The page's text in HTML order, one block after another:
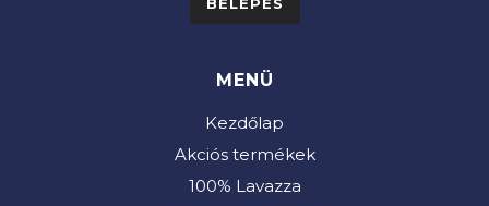
MENÜ
Kezdőlap
Akciós termékek
100% Lavazza